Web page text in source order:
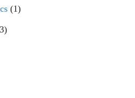
(1)